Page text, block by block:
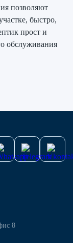
позволяют
быстро,
прост и
обслуживания
8